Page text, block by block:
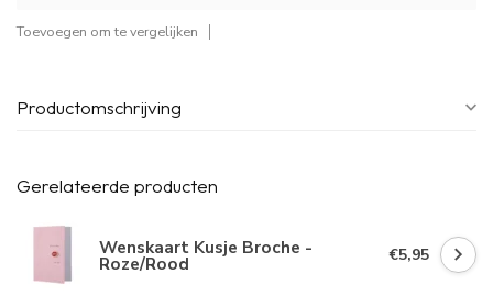
Toevoegen om te vergelijken
Productomschrijving
Gerelateerde producten
Wenskaart Kusje Broche -
Roze/Rood €5,95